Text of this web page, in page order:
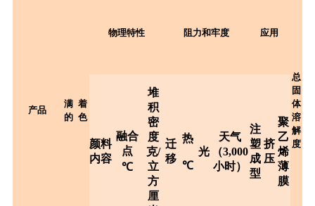
产品
满
的
着
色
物理特性 阻力和牢度 应用
总
固
体
溶
解
度
颜料
内容
融合
点
℃
堆
积
密
度
克/
立
方
厘
迁
移
热
℃
光
天气
（3,000
小时）
注
塑
成
型
挤
压
聚
乙
烯
薄
膜